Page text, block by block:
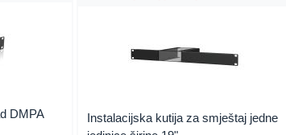
DMPA
Instalacijska kutija za smještaj jedne